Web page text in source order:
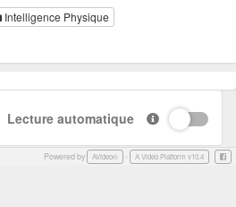
Intelligence Physique
Lecture automatique
Powered by AVideo® - A Video Platform v10.4